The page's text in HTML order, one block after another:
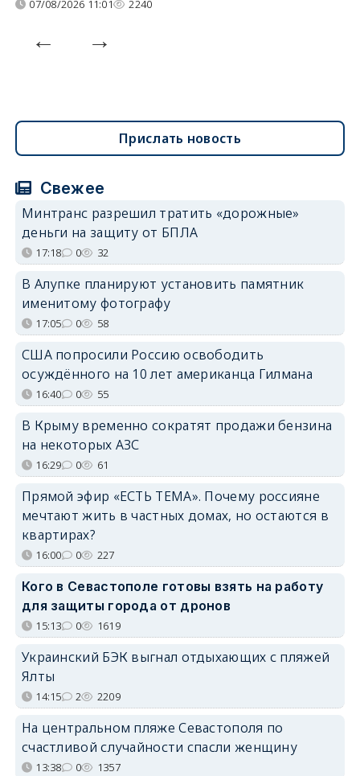
07/08/2026 11:01 2240
Прислать новость
Свежее
Минтранс разрешил тратить «дорожные»
деньги на защиту от БПЛА
17:18 0 32
В Алупке планируют установить памятник
именитому фотографу
17:05 0 58
США попросили Россию освободить
осуждённого на 10 лет американца Гилмана
16:40 0 55
В Крыму временно сократят продажи бензина
на некоторых АЗС
16:29 0 61
Прямой эфир «ЕСТЬ ТЕМА». Почему россияне
мечтают жить в частных домах, но остаются в
квартирах?
16:00 0 227
Кого в Севастополе готовы взять на работу
для защиты города от дронов
15:13 0 1619
Украинский БЭК выгнал отдыхающих с пляжей
Ялты
14:15 2 2209
На центральном пляже Севастополя по
счастливой случайности спасли женщину
13:38 0 1357